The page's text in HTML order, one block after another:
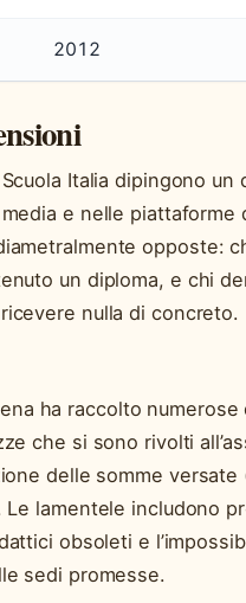
2012
Italia dipingono un
e nelle piattaforme
opposte:
un diploma, e chi
nulla di concreto.
ha raccolto numerose
che si sono rivolti
delle somme versate
Le lamentele includono
obsoleti e
sedi promesse.